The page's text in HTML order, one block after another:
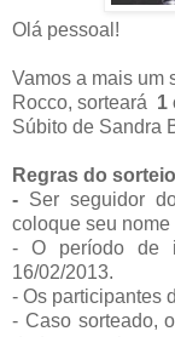
Olá pessoal!
Vamos a mais um
Rocco, sorteará 1
Súbito de Sandra
Regras do
- Ser seguidor
coloque seu
- O período de
16/02/2013.
- Os participantes
- Caso sorteado,